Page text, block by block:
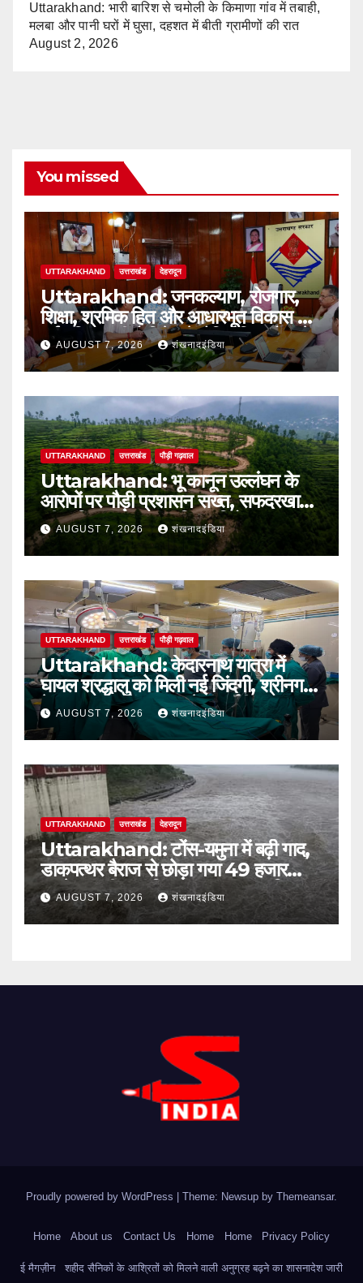
Uttarakhand: भारी बारिश से चमोली के किमाणा गांव में तबाही,
मलबा और पानी घरों में घुसा, दहशत में बीती ग्रामीणों की रात
August 2, 2026
You missed
UTTARAKHAND उत्तराखंड देहरादून
Uttarakhand: जनकल्याण, रोजगार,
शिक्षा, श्रमिक हित और आधारभूत विकास को
नई गति : धामी कैबिनेट के ऐतिहासिक फैसले
AUGUST 7, 2026 शंखनादइंडिया
UTTARAKHAND उत्तराखंड पौड़ी गढ़वाल
Uttarakhand: भू कानून उल्लंघन के
आरोपों पर पौड़ी प्रशासन सख्त, सफदरखाल
की कथित अवैध टाउनशिप परियोजना पर
डीएम ने लगाई रोक
AUGUST 7, 2026 शंखनादइंडिया
UTTARAKHAND उत्तराखंड पौड़ी गढ़वाल
Uttarakhand: केदारनाथ यात्रा में
घायल श्रद्धालु को मिली नई जिंदगी, श्रीनगर
बेस अस्पताल में सफल ब्रेन सर्जरी
AUGUST 7, 2026 शंखनादइंडिया
UTTARAKHAND उत्तराखंड देहरादून
Uttarakhand: टोंस-यमुना में बढ़ी गाद,
डाकपत्थर बैराज से छोड़ा गया 49 हजार
क्यूसेक पानी; जलविद्युत उत्पादन प्रभावित
AUGUST 7, 2026 शंखनादइंडिया
Proudly powered by WordPress Theme: Newsup by Themeansar.
Home About us Contact Us Home Home Privacy Policy
ई मैगज़ीन शहीद सैनिकों के आश्रितों को मिलने वाली अनुग्रह बढ़ने का शासनादेश जारी